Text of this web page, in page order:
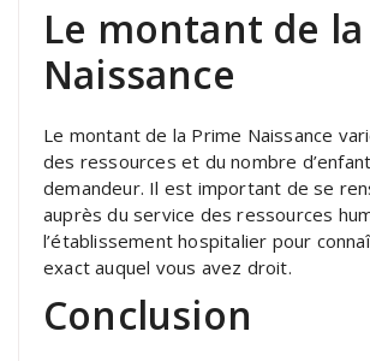
Le montant de
Naissance
Le montant de la Prime Naissance
des ressources et du nombre
demandeur. Il est important de se
auprès du service des ressources
l’établissement hospitalier pour
exact auquel vous avez droit.
Conclusion